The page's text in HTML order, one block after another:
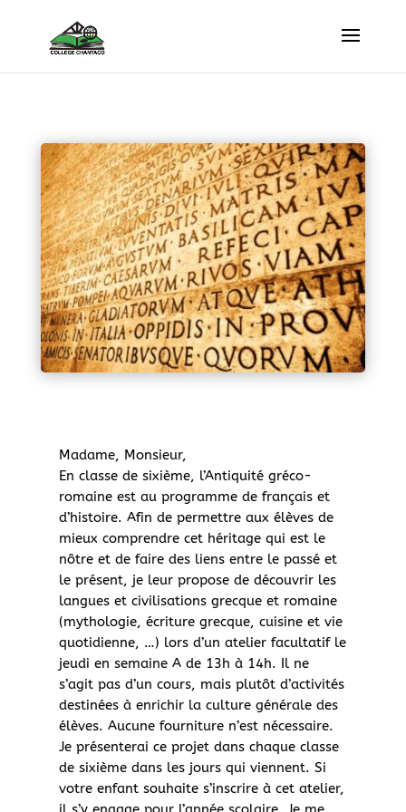
Madame, Monsieur,
En classe de sixième, l’Antiquité gréco-
romaine est au programme de français et
d’histoire. Afin de permettre aux élèves de
mieux comprendre cet héritage qui est le
nôtre et de faire des liens entre le passé et
le présent, je leur propose de découvrir les
langues et civilisations grecque et romaine
(mythologie, écriture grecque, cuisine et vie
quotidienne, …) lors d’un atelier facultatif le
jeudi en semaine A de 13h à 14h. Il ne
s’agit pas d’un cours, mais plutôt d’activités
destinées à enrichir la culture générale des
élèves. Aucune fourniture n’est nécessaire.
Je présenterai ce projet dans chaque classe
de sixième dans les jours qui viennent. Si
votre enfant souhaite s’inscrire à cet atelier,